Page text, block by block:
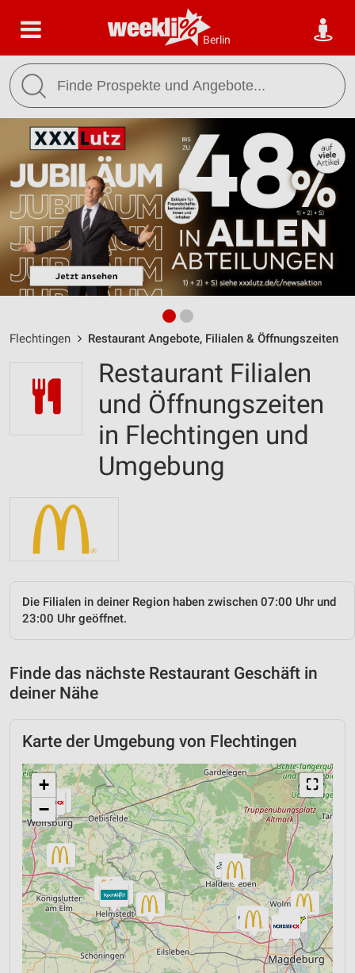
Berlin
Flechtingen Restaurant Angebote, Filialen & Öffnungszeiten
Restaurant Filialen
und Öffnungszeiten
in Flechtingen und
Umgebung
Die Filialen in deiner Region haben zwischen 07:00 Uhr und
23:00 Uhr geöffnet.
Finde das nächste Restaurant Geschäft in
deiner Nähe
Karte der Umgebung von Flechtingen
⛶
+
−